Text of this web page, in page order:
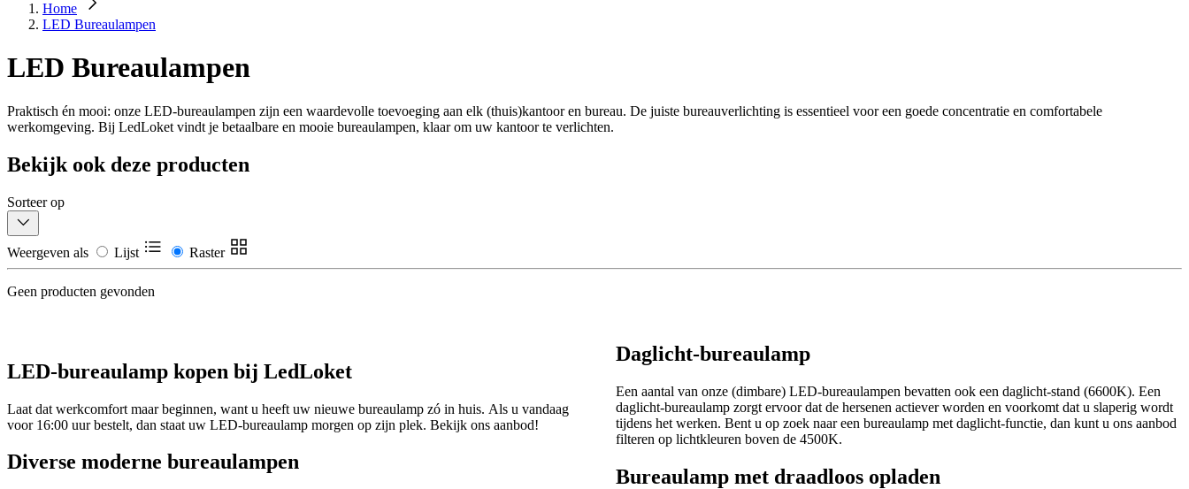
Home
LED Bureaulampen
LED Bureaulampen
Praktisch én mooi: onze LED-bureaulampen zijn een waardevolle toevoeging aan elk (thuis)kantoor en bureau. De juiste bureauverlichting is essentieel voor een goede concentratie en comfortabele
werkomgeving. Bij LedLoket vindt je betaalbare en mooie bureaulampen, klaar om uw kantoor te verlichten.
Bekijk ook deze producten
Sorteer op
Weergeven als Lijst Raster
Geen producten gevonden
LED-bureaulamp kopen bij LedLoket
Laat dat werkcomfort maar beginnen, want u heeft uw nieuwe bureaulamp zó in huis. Als u vandaag
voor 16:00 uur bestelt, dan staat uw LED-bureaulamp morgen op zijn plek. Bekijk ons aanbod!
Diverse moderne bureaulampen
Daglicht-bureaulamp
Een aantal van onze (dimbare) LED-bureaulampen bevatten ook een daglicht-stand (6600K). Een
daglicht-bureaulamp zorgt ervoor dat de hersenen actiever worden en voorkomt dat u slaperig wordt
tijdens het werken. Bent u op zoek naar een bureaulamp met daglicht-functie, dan kunt u ons aanbod
filteren op lichtkleuren boven de 4500K.
Bureaulamp met draadloos opladen